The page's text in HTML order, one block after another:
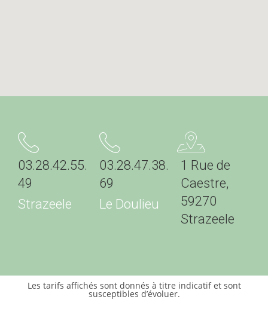
03.28.42.55.
49
Strazeele
03.28.47.38.
69
Le Doulieu
1 Rue de
Caestre,
59270
Strazeele
Les tarifs affichés sont donnés à titre indicatif et sont
susceptibles d’évoluer.